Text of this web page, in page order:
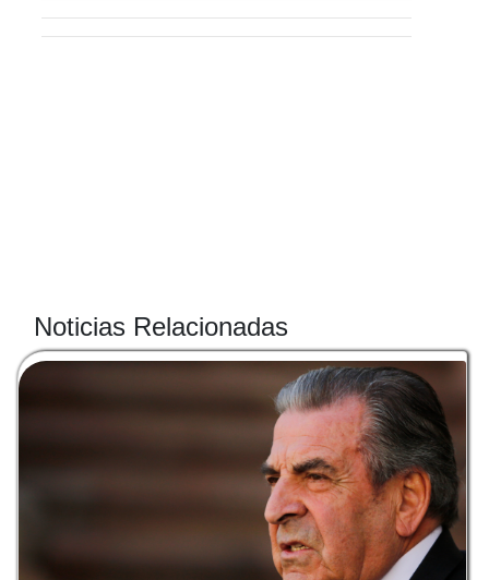
Noticias Relacionadas